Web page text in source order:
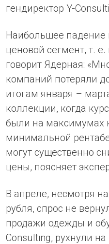
гендиректор Y-
Наибольшее падение
ценовой сегмент, т.
говорит Ядерная:
компаний потеряли
итогам января –
коллекции, когда
были на максимумах
минимальной
могут существенно
цены, поясняет
В апреле, несмотря
рубля, спрос не
продажи одежды и
Consulting, рухнули на